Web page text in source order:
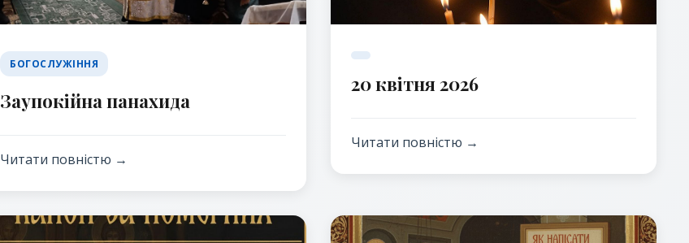
БОГОСЛУЖІННЯ
Заупокійна панахида
Читати повністю →
20 квітня 2026
Читати повністю →